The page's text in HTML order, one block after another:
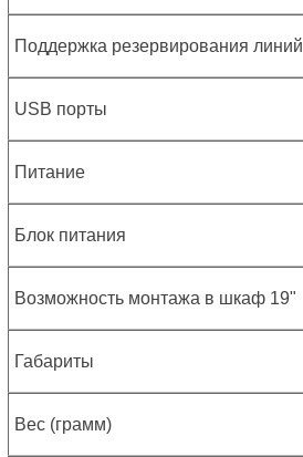
Поддержка резервирования линий
USB порты
Питание
Блок питания
Возможность монтажа в шкаф 19"
Габариты
Вес (грамм)